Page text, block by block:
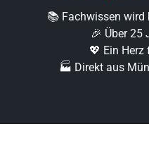
📚 Fachwissen wird
🎉 Über 25
💖 Ein Herz
🏭 Direkt aus